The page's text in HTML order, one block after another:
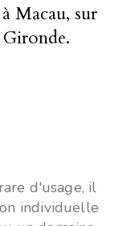
Macau, sur
d'usage, il
individuelle